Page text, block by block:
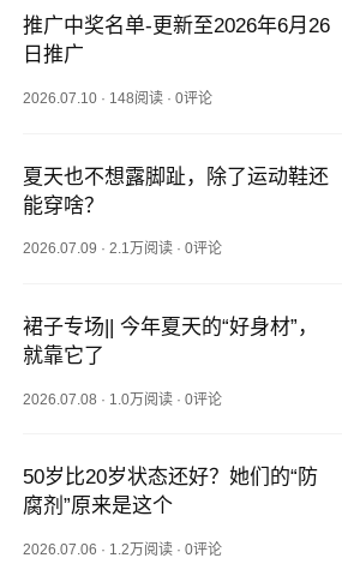
推广中奖名单-更新至2026年6月26
日推广
2026.07.10 · 148阅读 ·0评论
夏天也不想露脚趾，除了运动鞋还
能穿啥？
2026.07.09 ·2.1万阅读 ·0评论
裙子专场|| 今年夏天的“好身材”，
就靠它了
2026.07.08 · 1.0万阅读 ·0评论
50岁比20岁状态还好？她们的“防
腐剂”原来是这个
2026.07.06 · 1.2万阅读 ·0评论